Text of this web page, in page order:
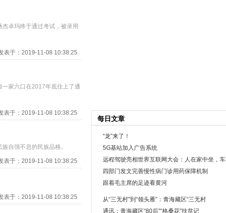
杰卓玛终于通过考试，被录用
表于：2019-11-08 10:38:25
家六口在2017年底住上了通
表于：2019-11-08 10:38:25
自强不息的民族品格。
表于：2019-11-08 10:38:25
表于：2019-11-08 10:38:25
每日文章
“龙”来了！
5G基站加入广告系统
远程驾驶亮相世界互联网大会：人在家中坐，车
四部门发文完善慢性病门诊用药保障机制
跟着毛主席的足迹看黄河
从“三无村”到“领头雁”：青海藏区“三无村
通讯：青海藏区“80后”“格桑花”扶贫记